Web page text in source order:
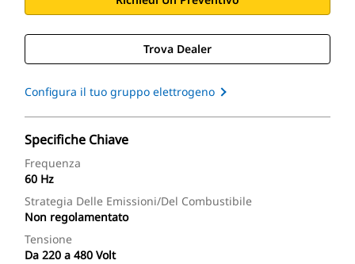
Trova Dealer
Configura il tuo gruppo elettrogeno
Specifiche Chiave
Frequenza
60 Hz
Strategia Delle Emissioni/del Combustibile
Non regolamentato
Tensione
Da 220 a 480 Volt